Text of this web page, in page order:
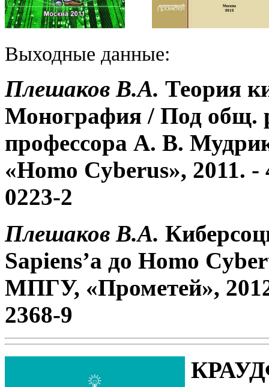
Выходные данные:
Плешаков В.А. Теория
Монография / Под общ.
профессора А. В.
«Homo Cyberus», 2011.
0223-2
Плешаков В.А.
Sapiens’a до Homo
МПГУ, «Прометей»,
2368-9